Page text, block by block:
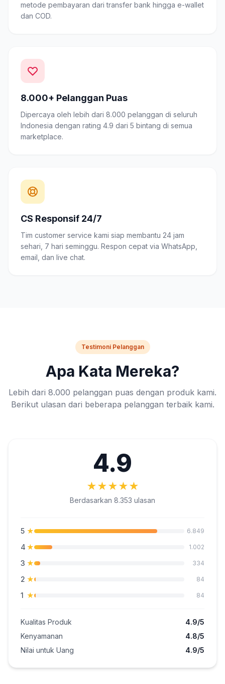
metode pembayaran dari transfer bank hingga e-wallet
dan COD.
8.000+ Pelanggan Puas
Dipercaya oleh lebih dari 8.000 pelanggan di seluruh
Indonesia dengan rating 4.9 dari 5 bintang di semua
marketplace.
CS Responsif 24/7
Tim customer service kami siap membantu 24 jam
sehari, 7 hari seminggu. Respon cepat via WhatsApp,
email, dan live chat.
Testimoni Pelanggan
Apa Kata Mereka?
Lebih dari 8.000 pelanggan puas dengan produk kami.
Berikut ulasan dari beberapa pelanggan terbaik kami.
4.9
★★★★★
Berdasarkan 8.353 ulasan
5 ★ 6.849
4 ★ 1.002
3 ★ 334
2 ★ 84
1 ★ 84
Kualitas Produk
4.9/5
Kenyamanan
4.8/5
Nilai untuk Uang
4.9/5